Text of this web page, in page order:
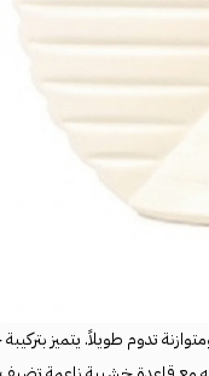
تدوم طويلاً. يتميز